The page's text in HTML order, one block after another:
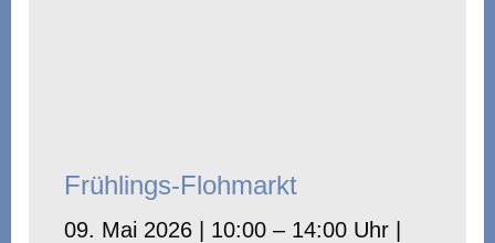
Frühlings-Flohmarkt
09. Mai 2026 | 10:00 – 14:00 Uhr |